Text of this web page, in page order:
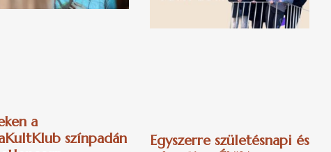
a
színpadán
Egyszerre születésnapi és